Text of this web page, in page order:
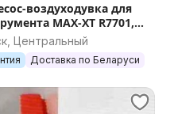
воздуходувка для
MAX-XT R7701,
Центральный
Доставка по Беларуси